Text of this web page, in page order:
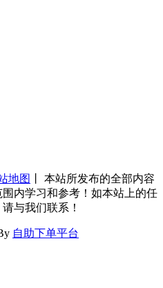
地图
丨 本站所发布的全部内容
内学习和参考！如本站上的任
与我们联系！
自助下单平台